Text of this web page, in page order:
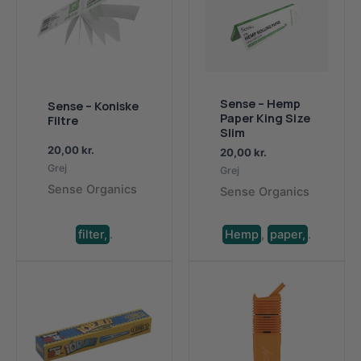
Sense – Koniske
Filtre
20,00 kr.
Grej
Sense Organics
filter, .
Sense – Hemp
Paper King Size
Slim
20,00 kr.
Grej
Sense Organics
Hemp , paper, .